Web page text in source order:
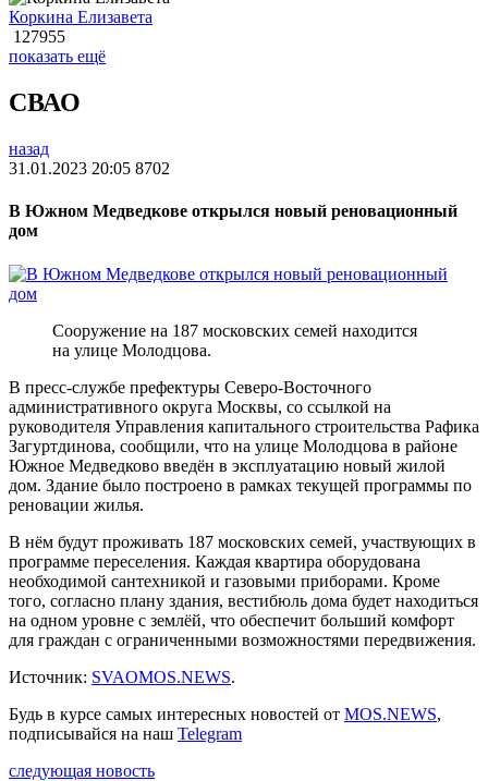
Коркина Елизавета
127955
показать ещё
СВАО
назад
31.01.2023 20:05 8702
В Южном Медведкове открылся новый реновационный
дом
Сооружение на 187 московских семей находится
на улице Молодцова.
В пресс-службе префектуры Северо-Восточного
административного округа Москвы, со ссылкой на
руководителя Управления капитального строительства Рафика
Загуртдинова, сообщили, что на улице Молодцова в районе
Южное Медведково введён в эксплуатацию новый жилой
дом. Здание было построено в рамках текущей программы по
реновации жилья.
В нём будут проживать 187 московских семей, участвующих в
программе переселения. Каждая квартира оборудована
необходимой сантехникой и газовыми приборами. Кроме
того, согласно плану здания, вестибюль дома будет находиться
на одном уровне с землёй, что обеспечит больший комфорт
для граждан с ограниченными возможностями передвижения.
Источник: SVAOMOS.NEWS.
Будь в курсе самых интересных новостей от MOS.NEWS,
подписывайся на наш Telegram
следующая новость